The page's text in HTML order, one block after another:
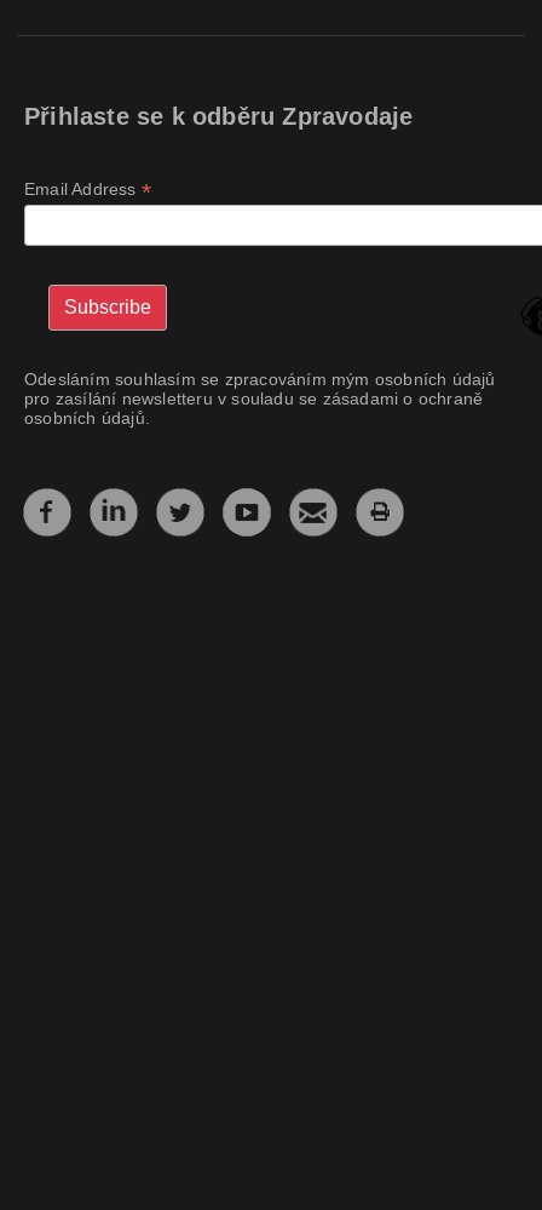
Přihlaste se k odběru Zpravodaje
Email Address *
Odesláním souhlasím se zpracováním mým osobních údajů
pro zasílání newsletteru v souladu se zásadami o ochraně
osobních údajů.